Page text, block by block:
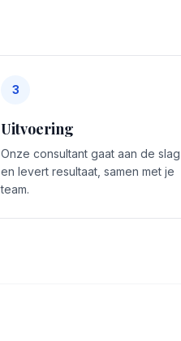
3
Uitvoering
Onze consultant gaat aan de slag
en levert resultaat, samen met je
team.